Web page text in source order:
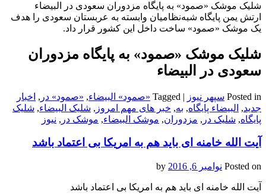
شلیک موشک «صمود» به پایگاه مزدوران سعودی در البیضاء
ارتش یمن پایگاه شبه‌نظامیان وابسته به عربستان سعودی را هدف
یک موشک «صمود» ساخت داخل این کشور قرار داد.
شلیک موشک «صمود» به پایگاه مزدوران
سعودی در البیضاء
Posted in سپهر نیوز |
Tagged «صمود» البیضاء, «صمود» در , اخبار
جدید, البیضاء پایگاه, به, خبر های مهم امروز , شلیک البیضاء, شلیک
پایگاه, شلیک در , مزدوران, موشک البیضاء, موشک در , نیوز
آیت الله خامنه ای باید هم به امریکا بی اعتماد باشد
Posted on نوامبر 6, 2016
آیت الله خامنه ای باید هم به امریکا بی اعتماد باشد